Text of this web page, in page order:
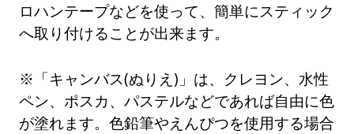
ロハンテープなどを使って、簡単にスティック
へ取り付けることが出来ます。
※「キャンバス(ぬりえ)」は、クレヨン、水性
ペン、ポスカ、パステルなどであれば自由に色
が塗れます。色鉛筆やえんぴつを使用する場合